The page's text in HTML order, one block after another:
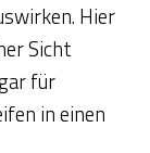
Hier
Sicht
für
in einen